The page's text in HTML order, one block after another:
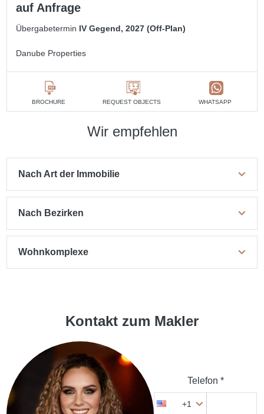
auf Anfrage
Übergabetermin IV Gegend, 2027 (Off-Plan)
Danube Properties
BROCHURE REQUEST OBJECTS WHATSAPP
Wir empfehlen
Nach Art der Immobilie
Nach Bezirken
Wohnkomplexe
Kontakt zum Makler
Telefon *
+1